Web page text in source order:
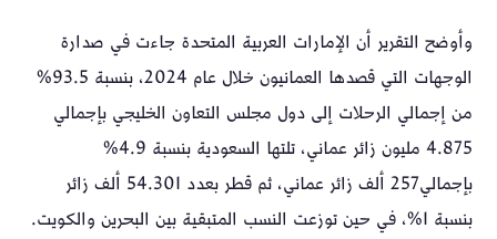
وأوضح التقرير أن الإمارات العربية المتحدة جاءت في صدارة
الوجهات التي قصدها العمانيون خلال عام 2024، بنسبة 93.5%
من إجمالي الرحلات إلى دول مجلس التعاون الخليجي بإجمالي
4.875 مليون زائر عماني، تلتها السعودية بنسبة 4.9%
بإجمالي257 ألف زائر عماني، ثم قطر بعدد 54.301 ألف زائر
بنسبة 1%، في حين توزعت النسب المتبقية بين البحرين والكويت.